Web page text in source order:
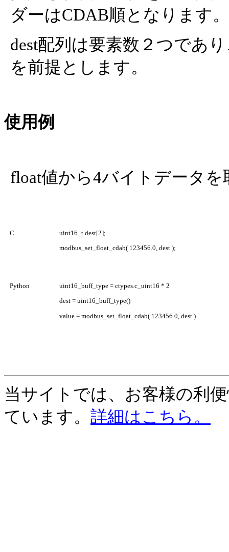
ダーはCDAB順となります。
dest配列は要素数２つであ
を前提とします。
使用例
float値から4バイトデータを
C
uint16_t dest[2];
modbus_set_float_cdab( 123456.0, dest );
Python
uint16_buff_type = ctypes.c_uint16 * 2
dest = uint16_buff_type()
value = modbus_set_float_cdab( 123456.0, dest )
当サイトでは、お客様の利
ています。 詳細はこちら。